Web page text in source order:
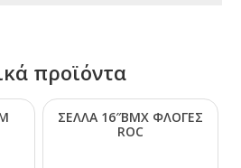
προϊόντα
ΣΕΛΛΑ 16″ΒΜΧ ΦΛΟΓΕΣ
RΟC